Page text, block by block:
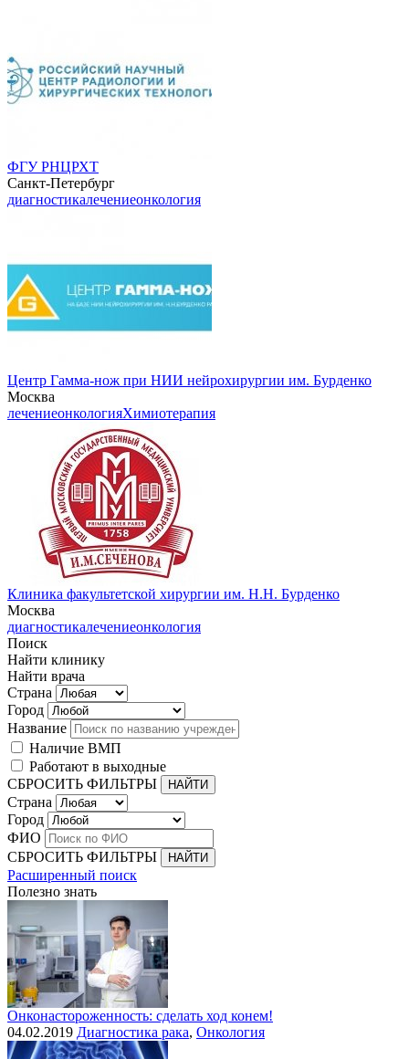
ФГУ РНЦРХТ
Санкт-Петербург
диагностикалечениеонкология
Центр Гамма-нож при НИИ нейрохирургии им. Бурденко
Москва
лечениеонкологияХимиотерапия
Клиника факультетской хирургии им. Н.Н. Бурденко
Москва
диагностикалечениеонкология
Поиск
Найти клинику
Найти врача
Страна
Город
Название
Наличие ВМП
Работают в выходные
СБРОСИТЬ ФИЛЬТРЫ
Страна
Город
ФИО
СБРОСИТЬ ФИЛЬТРЫ
Расширенный поиск
Полезно знать
Онконастороженность: сделать ход конем!
04.02.2019 Диагностика рака, Онкология